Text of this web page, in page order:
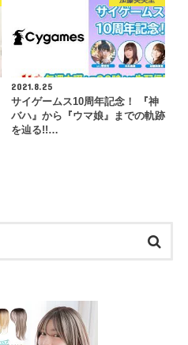
2021.8.25
サイゲームス10周年記念！ 『神
バハ』から『ウマ娘』までの軌跡
を辿る!!…